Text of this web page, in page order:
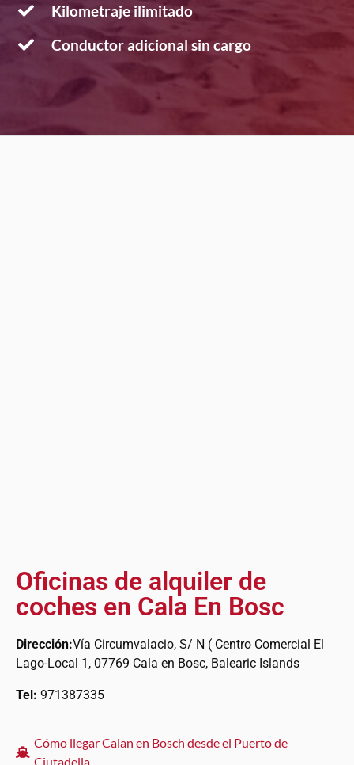
Kilometraje ilimitado
Conductor adicional sin cargo
Oficinas de alquiler de
coches en Cala En Bosc
Dirección:Vía Circumvalacio, S/ N ( Centro Comercial El
Lago-Local 1, 07769 Cala en Bosc, Balearic Islands
Tel: 971387335
Cómo llegar Calan en Bosch desde el Puerto de
Ciutadella